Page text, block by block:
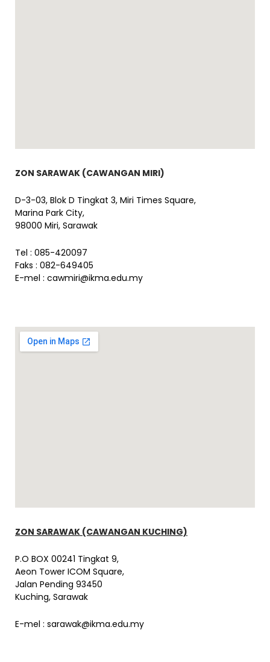
ZON SARAWAK (CAWANGAN MIRI)
D-3-03, Blok D Tingkat 3, Miri Times Square,
Marina Park City,
98000 Miri, Sarawak
Tel : 085-420097
Faks : 082-649405
E-mel : cawmiri@ikma.edu.my
ZON SARAWAK (CAWANGAN KUCHING)
P.O BOX 00241 Tingkat 9,
Aeon Tower ICOM Square,
Jalan Pending 93450
Kuching, Sarawak
E-mel : sarawak@ikma.edu.my